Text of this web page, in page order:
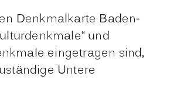
Denkmalkarte Baden-
und
eingetragen sind,
Untere